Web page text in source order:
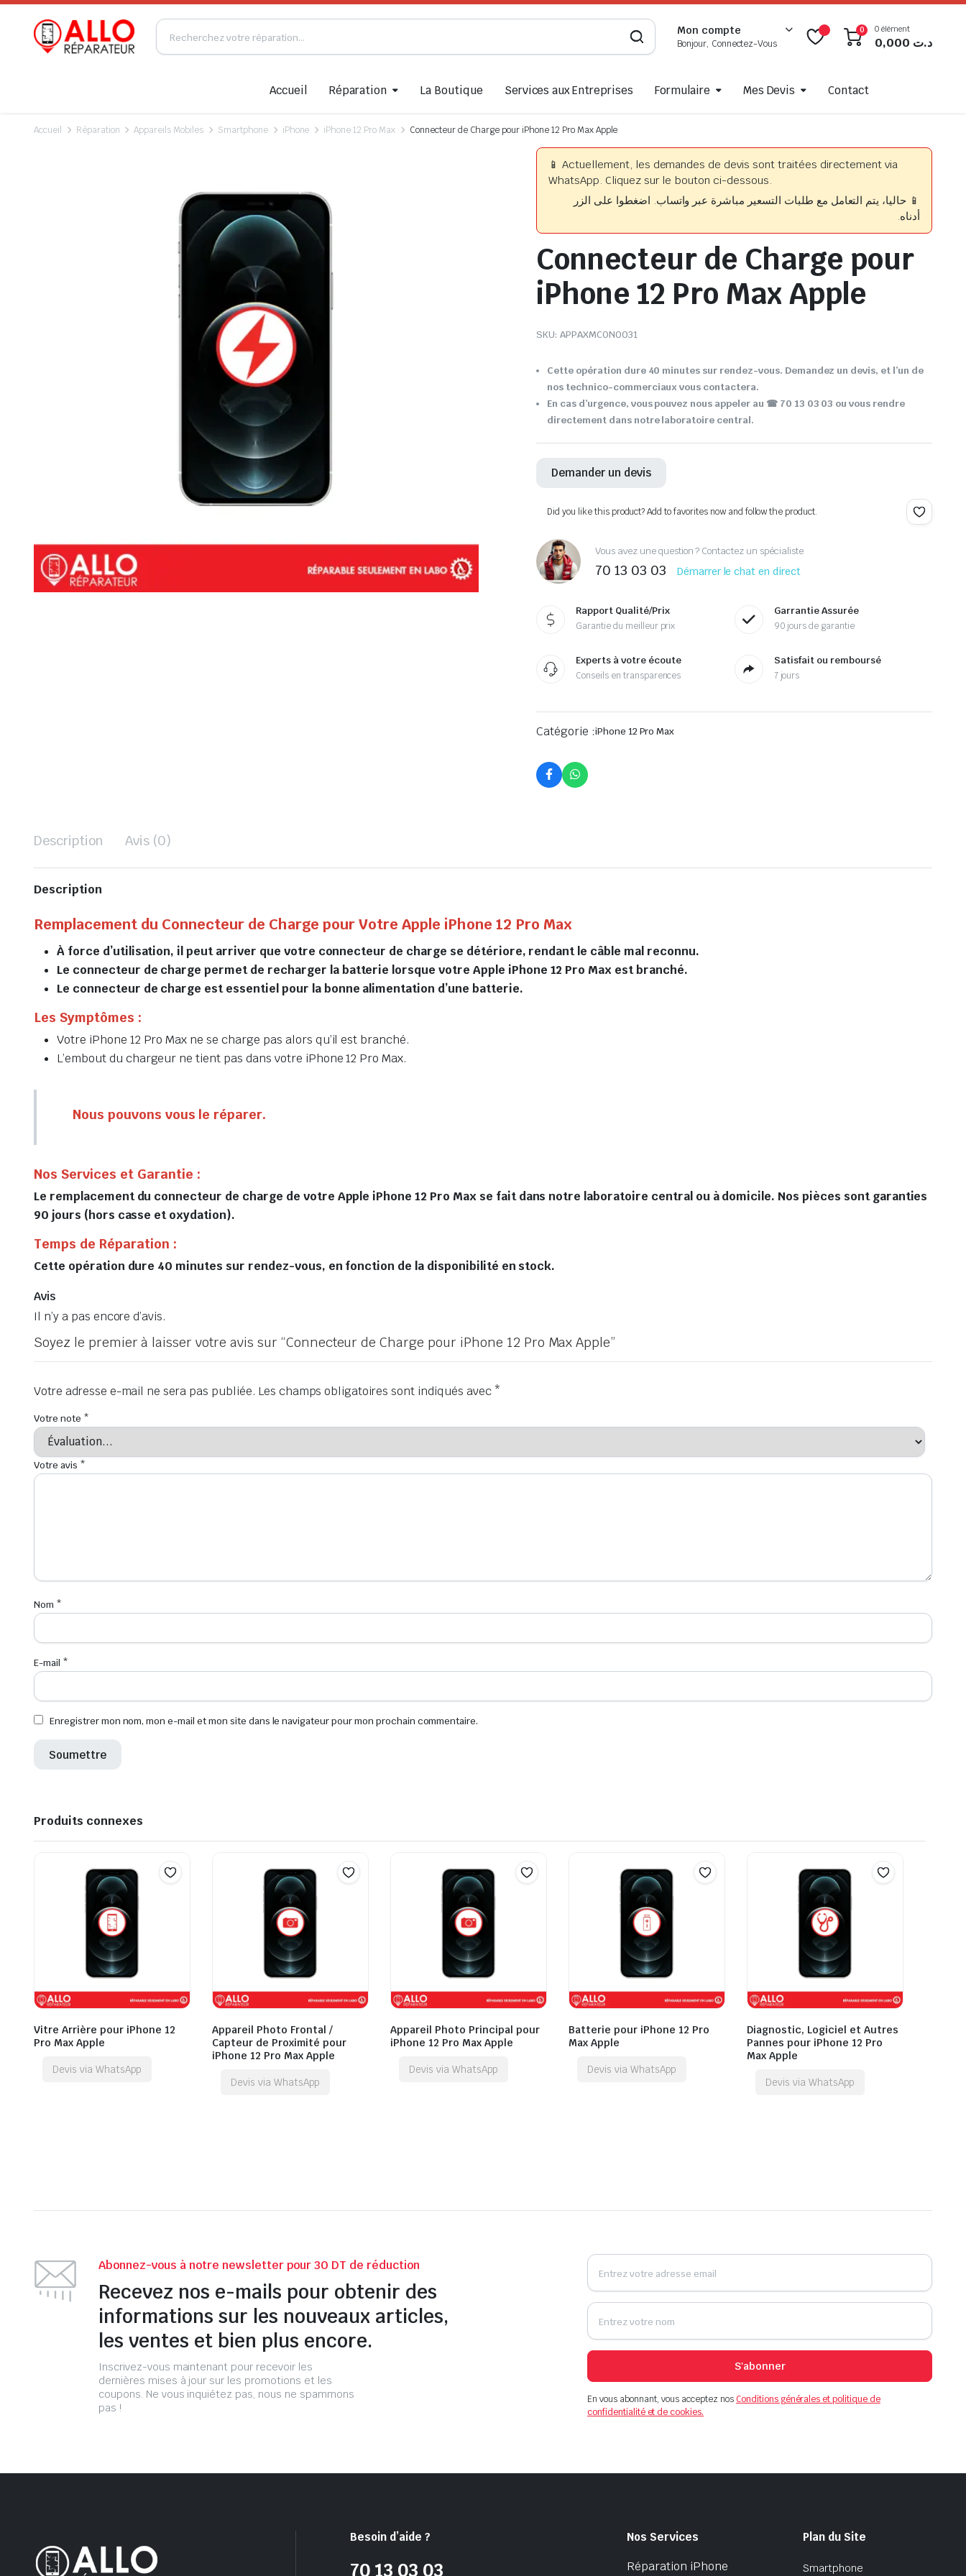
Mon compte
Bonjour, Connectez-Vous
0 0 élément
د.ت
Accueil Réparation La Boutique Services aux Entreprises Formulaire Mes Devis Contact
Accueil Réparation Appareils Mobiles Smartphone iPhone iPhone 12 Pro Max Connecteur de Charge pour iPhone 12 Pro Max Apple
📱 Actuellement, les demandes de devis sont traitées directement via
WhatsApp. Cliquez sur le bouton ci-dessous.
📱 حاليا، يتم التعامل مع طلبات التسعير مباشرة عبر واتساب. اضغطوا على الزر
أدناه.
Connecteur de Charge pour
iPhone 12 Pro Max Apple
SKU: APPAXMCON0031
Cette opération dure 40 minutes sur rendez-vous. Demandez un devis, et l’un de
nos technico-commerciaux vous contactera.
En cas d’urgence, vous pouvez nous appeler au ☎ 70 13 03 03 ou vous rendre
directement dans notre laboratoire central.
Demander un devis
Did you like this product? Add to favorites now and follow the product.
Vous avez une question ? Contactez un spécialiste
70 13 03 03 Démarrer le chat en direct
Rapport Qualité/Prix
Garantie du meilleur prix
Garrantie Assurée
90 jours de garantie
Experts à votre écoute
Conseils en transparences
Satisfait ou remboursé
7 jours
Catégorie :iPhone 12 Pro Max
Description Avis (0)
Description
Remplacement du Connecteur de Charge pour Votre Apple iPhone 12 Pro Max
À force d’utilisation, il peut arriver que votre connecteur de charge se détériore, rendant le câble mal reconnu.
Le connecteur de charge permet de recharger la batterie lorsque votre Apple iPhone 12 Pro Max est branché.
Le connecteur de charge est essentiel pour la bonne alimentation d’une batterie.
Les Symptômes :
Votre iPhone 12 Pro Max ne se charge pas alors qu’il est branché.
L’embout du chargeur ne tient pas dans votre iPhone 12 Pro Max.
Nous pouvons vous le réparer.
Nos Services et Garantie :
Le remplacement du connecteur de charge de votre Apple iPhone 12 Pro Max se fait dans notre laboratoire central ou à domicile. Nos pièces sont garanties
90 jours (hors casse et oxydation).
Temps de Réparation :
Cette opération dure 40 minutes sur rendez-vous, en fonction de la disponibilité en stock.
Avis
Il n’y a pas encore d’avis.
Soyez le premier à laisser votre avis sur “Connecteur de Charge pour iPhone 12 Pro Max Apple”
Votre adresse e-mail ne sera pas publiée. Les champs obligatoires sont indiqués avec*
Votre note *
Votre avis *
Nom *
E-mail *
Enregistrer mon nom, mon e-mail et mon site dans le navigateur pour mon prochain commentaire.
Produits connexes
Vitre Arrière pour iPhone 12
Pro Max Apple
Devis via WhatsApp
Appareil Photo Frontal /
Capteur de Proximité pour
iPhone 12 Pro Max Apple
Devis via WhatsApp
Appareil Photo Principal pour
iPhone 12 Pro Max Apple
Devis via WhatsApp
Batterie pour iPhone 12 Pro
Max Apple
Devis via WhatsApp
Diagnostic, Logiciel et Autres
Pannes pour iPhone 12 Pro
Max Apple
Devis via WhatsApp
Abonnez-vous à notre newsletter pour 30 DT de réduction
Recevez nos e-mails pour obtenir des
informations sur les nouveaux articles,
les ventes et bien plus encore.
Inscrivez-vous maintenant pour recevoir les
dernières mises à jour sur les promotions et les
coupons. Ne vous inquiétez pas, nous ne spammons
pas !
S'abonner
En vous abonnant, vous acceptez nosConditions générales et politique de
confidentialité et de cookies.
Besoin d’aide ?
70 13 03 03
Nos Services
Réparation iPhone
Plan du Site
Smartphone